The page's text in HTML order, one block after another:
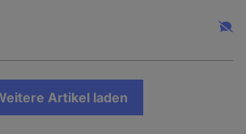
Artikel laden